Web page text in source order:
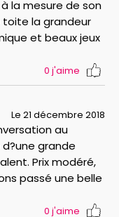
la mesure de son
la grandeur
et beaux jeux
0 j'aime
Le 21 décembre 2018
au
grande
Prix modéré,
passé une belle
0 j'aime